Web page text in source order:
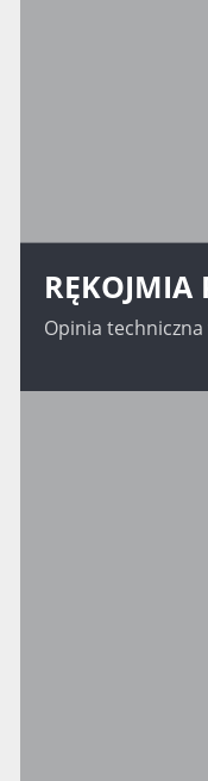
RĘKOJMIA
Opinia